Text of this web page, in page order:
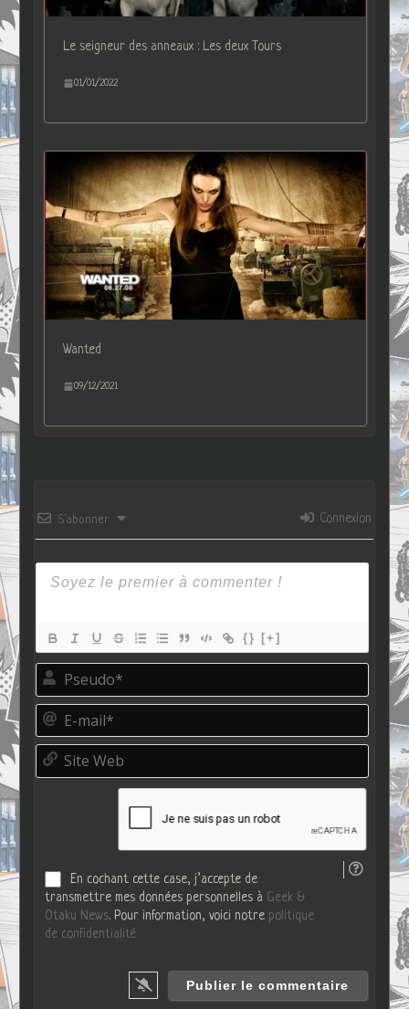
Le seigneur des anneaux : Les deux Tours
01/01/2022
Wanted
09/12/2021
S’abonner Connexion
{} [+]
P
e
d
o
E
m
i
S
t
En cochant cette case, j’accepte de
transmettre mes données personnelles à Geek &
Otaku News. Pour information, voici notre politique
de confidentialité